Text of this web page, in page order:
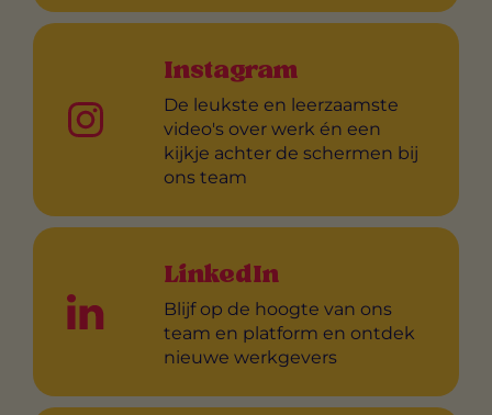
Instagram
De leukste en leerzaamste
video's over werk én een
kijkje achter de schermen bij
ons team
LinkedIn
Blijf op de hoogte van ons
team en platform en ontdek
nieuwe werkgevers